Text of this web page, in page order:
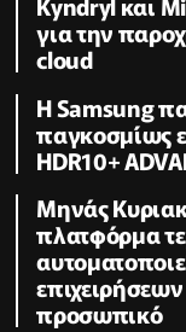
για την
cloud
Η Samsung
παγκοσμίως
HDR10+
Μηνάς
πλατφόρμα
προσωπικό